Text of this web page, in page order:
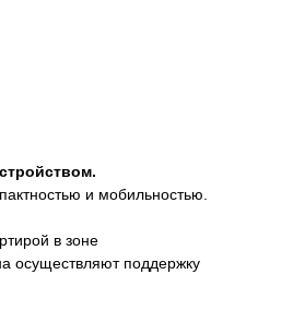
и мобильностью.
в зоне
осуществляют поддержку